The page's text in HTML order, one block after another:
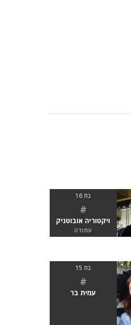
בת 16
#
ויקטוריה אובוטניק
עתודה
בת 15
#
עמית בר